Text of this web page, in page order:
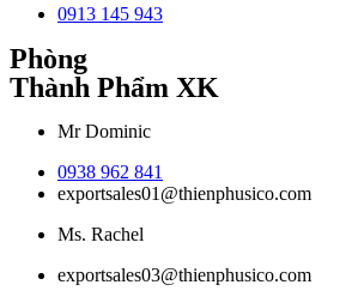
0913 145 943
Phòng
Thành Phẩm XK
Mr Dominic
0938 962 841
exportsales01@thienphusico.com
Ms. Rachel
exportsales03@thienphusico.com